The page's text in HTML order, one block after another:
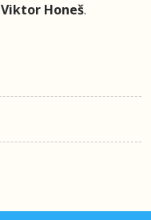
Viktor Honeš.